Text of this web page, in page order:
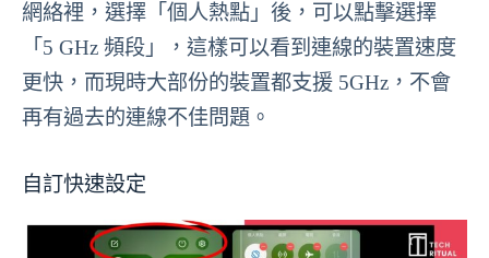
網絡裡，選擇「個人熱點」後，可以點擊選擇
「5 GHz 頻段」，這樣可以看到連線的裝置速度
更快，而現時大部份的裝置都支援 5GHz，不會
再有過去的連線不佳問題。
自訂快速設定